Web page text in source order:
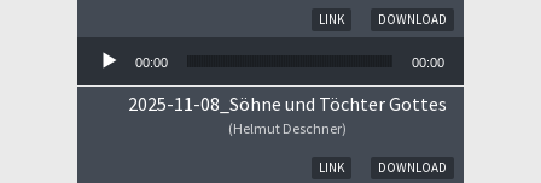
DOWNLOAD
LINK
00:00 00:00
2025-11-08_Söhne und Töchter Gottes
(Helmut Deschner)
DOWNLOAD
LINK